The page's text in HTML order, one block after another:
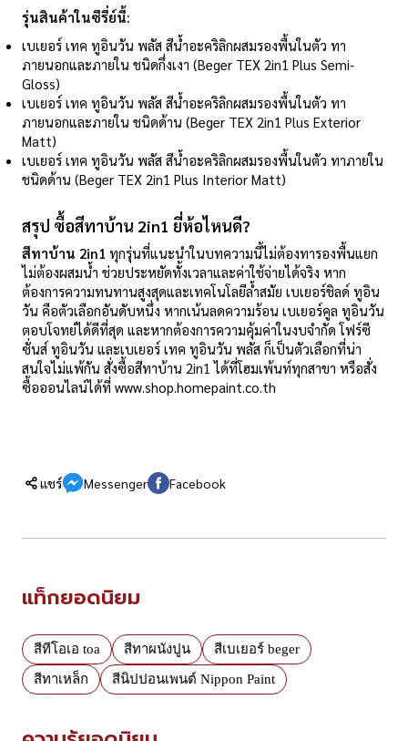
รุ่นสินค้าในซีรี่ย์นี้:
เบเยอร์ เทค ทูอินวัน พลัส สีน้ำอะคริลิกผสมรองพื้นในตัว ทา
ภายนอกและภายใน ชนิดกึ่งเงา (Beger TEX 2in1 Plus Semi-
Gloss)
เบเยอร์ เทค ทูอินวัน พลัส สีน้ำอะคริลิกผสมรองพื้นในตัว ทา
ภายนอกและภายใน ชนิดด้าน (Beger TEX 2in1 Plus Exterior
Matt)
เบเยอร์ เทค ทูอินวัน พลัส สีน้ำอะคริลิกผสมรองพื้นในตัว ทาภายใน
ชนิดด้าน (Beger TEX 2in1 Plus Interior Matt)
สรุป ซื้อสีทาบ้าน 2in1 ยี่ห้อไหนดี?
สีทาบ้าน 2in1 ทุกรุ่นที่แนะนำในบทความนี้ไม่ต้องทารองพื้นแยก
ไม่ต้องผสมน้ำ ช่วยประหยัดทั้งเวลาและค่าใช้จ่ายได้จริง หาก
ต้องการความทนทานสูงสุดและเทคโนโลยีล้ำสมัย เบเยอร์ชิลด์ ทูอิน
วัน คือตัวเลือกอันดับหนึ่ง หากเน้นลดความร้อน เบเยอร์คูล ทูอินวัน
ตอบโจทย์ได้ดีที่สุด และหากต้องการความคุ้มค่าในงบจำกัด โฟร์ซี
ซั่นส์ ทูอินวัน และเบเยอร์ เทค ทูอินวัน พลัส ก็เป็นตัวเลือกที่น่า
สนใจไม่แพ้กัน สั่งซื้อสีทาบ้าน 2in1 ได้ที่โฮมเพ้นท์ทุกสาขา หรือสั่ง
ซื้อออนไลน์ได้ที่ www.shop.homepaint.co.th
แชร์ Messenger Facebook
แท็กยอดนิยม
สีทีโอเอ toa สีทาผนังปูน สีเบเยอร์ beger
สีทาเหล็ก สีนิปปอนเพนต์ Nippon Paint